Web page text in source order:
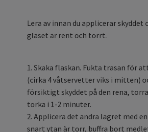
Lera av innan du applicerar
glaset är rent och torrt.
1. Skaka flaskan. Fukta trasan för
(cirka 4 våtservetter viks i mitten)
försiktigt skyddet på den rena,
torka i 1-2 minuter.
2. Applicera det andra lagret med
snart ytan är torr, buffra bort